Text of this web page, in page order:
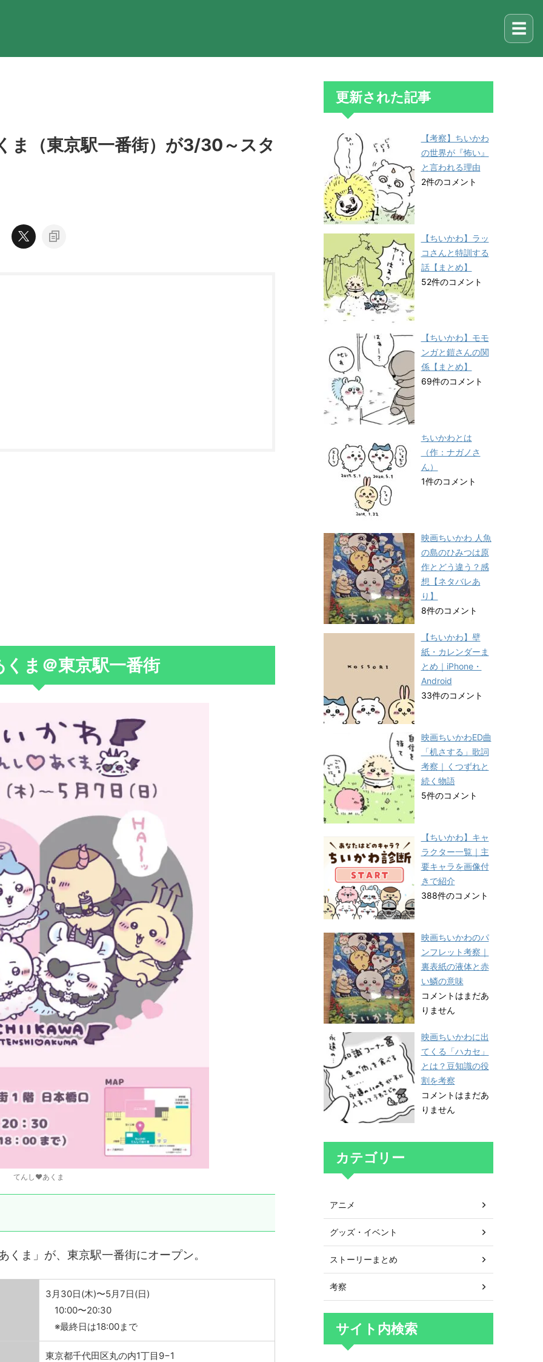
☰
（東京駅一番街）が3/30～スタ
ま＠東京駅一番街
てんし♥あくま
ま」が、東京駅一番街にオープン。
3月30日(木)〜5月7日(日)
10:00〜20:30
※最終日は18:00まで
東京都千代田区丸の内1丁目9−1
更新された記事
【考察】ちいかわ
の世界が『怖い』
と言われる理由
2件のコメント
【ちいかわ】ラッ
コさんと特訓する
話【まとめ】
52件のコメント
【ちいかわ】モモ
ンガと鎧さんの関
係【まとめ】
69件のコメント
ちいかわとは
（作：ナガノさ
ん）
1件のコメント
映画ちいかわ 人魚
の島のひみつは原
作とどう違う？感
想【ネタバレあ
り】
8件のコメント
【ちいかわ】壁
紙・カレンダーま
とめ｜iPhone・
Android
33件のコメント
映画ちいかわED曲
「机さする」歌詞
考察｜くつずれと
続く物語
5件のコメント
【ちいかわ】キャ
ラクター一覧｜主
要キャラを画像付
きで紹介
388件のコメント
映画ちいかわのパ
ンフレット考察｜
裏表紙の液体と赤
い鱗の意味
コメントはまだあ
りません
映画ちいかわに出
てくる「ハカセ」
とは？豆知識の役
割を考察
コメントはまだあ
りません
カテゴリー
アニメ
グッズ・イベント
ストーリーまとめ
考察
サイト内検索